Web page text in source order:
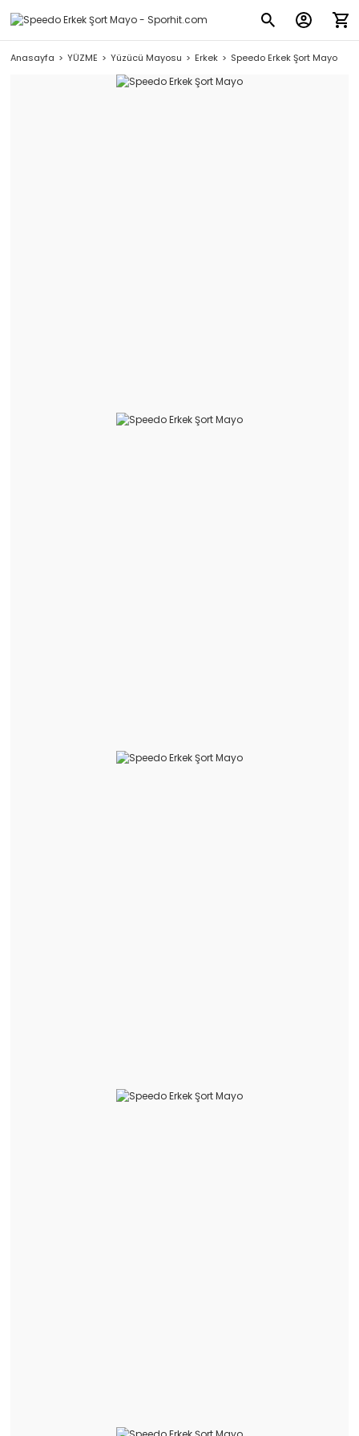
Anasayfa YÜZME Yüzücü Mayosu Erkek Speedo Erkek Şort Mayo